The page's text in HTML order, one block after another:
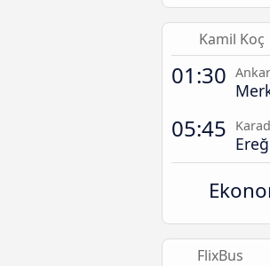
Kamil Koç
01:30
05:45
FlixBus